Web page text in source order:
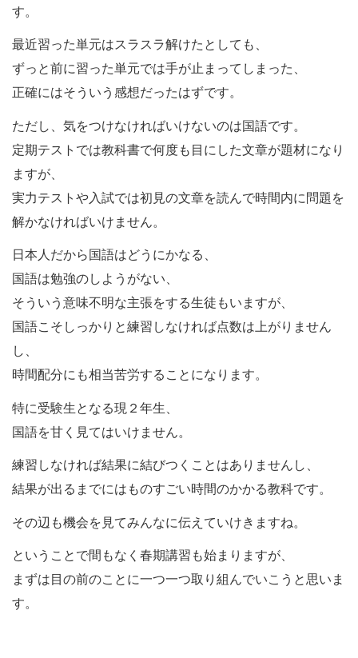
す。
最近習った単元はスラスラ解けたとしても、
ずっと前に習った単元では手が止まってしまった、
正確にはそういう感想だったはずです。
ただし、気をつけなければいけないのは国語です。
定期テストでは教科書で何度も目にした文章が題材になり
ますが、
実力テストや入試では初見の文章を読んで時間内に問題を
解かなければいけません。
日本人だから国語はどうにかなる、
国語は勉強のしようがない、
そういう意味不明な主張をする生徒もいますが、
国語こそしっかりと練習しなければ点数は上がりません
し、
時間配分にも相当苦労することになります。
特に受験生となる現２年生、
国語を甘く見てはいけません。
練習しなければ結果に結びつくことはありませんし、
結果が出るまでにはものすごい時間のかかる教科です。
その辺も機会を見てみんなに伝えていけきますね。
ということで間もなく春期講習も始まりますが、
まずは目の前のことに一つ一つ取り組んでいこうと思いま
す。